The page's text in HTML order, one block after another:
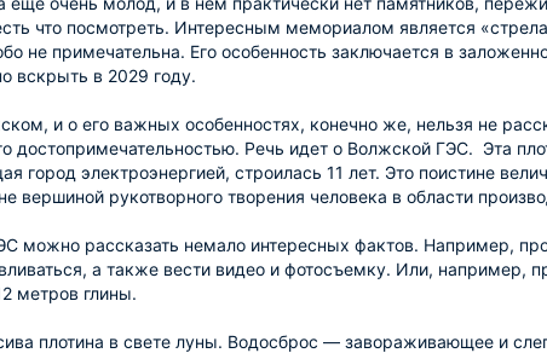
что посмотреть. Интересным мемориалом является
не примечательна. Его особенность заключается в
вскрыть в 2029 году.
и о его важных особенностях, конечно же, нельзя не
достопримечательностью. Речь идет о Волжской ГЭС. Эта
город электроэнергией, строилась 11 лет. Это поистине
вершиной рукотворного творения человека в области
можно рассказать немало интересных фактов. Например,
а также вести видео и фотосъемку. Или, например,
метров глины.
плотина в свете луны. Водосброс — завораживающее и